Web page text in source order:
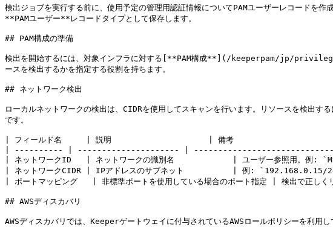
検出ジョブを実行する前に、使用予定の管理用認証情報についてPAMユーザーレコードを
**PAMユーザー**レコードタイプとして保存します。
## PAM構成の準備
検出を開始するには、対象インフラに対する[**PAM構成**](/keeperpam/jp/
ースを検出するかを指定する役割を持ちます。
## ネットワーク検出
ローカルネットワークの検出は、CIDRを使用してスキャンを行います。リソースを検出す
です。
| フィールド名     | 説明                    | 備考
| ---------- | --------------------- |
| ネットワークID   | ネットワークの識別名            | ユーザー参照用
| ネットワークCIDR | IPアドレスのサブネット          | 例:
| ポートマッピング   | 非標準ポートを使用している場合のポート指定 | 検出で正し
## AWSディスカバリ
AWSディスカバリでは、Keeperゲートウェイに付与されているAWSロールポリシーを利用